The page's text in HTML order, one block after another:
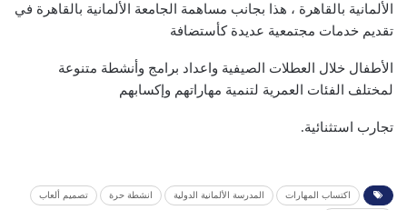
الألمانية بالقاهرة ، هذا بجانب مساهمة الجامعة الألمانية بالقاهرة في
تقديم خدمات مجتمعية عديدة كأستضافة
الأطفال خلال العطلات الصيفية واعداد برامج وأنشطة متنوعة
لمختلف الفئات العمرية لتنمية مهاراتهم وإكسابهم
تجارب استثنائية.
اكتساب المهارات المدرسة الألمانية الدولية انشطة حرة تصميم ألعاب